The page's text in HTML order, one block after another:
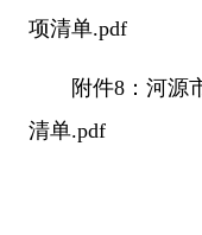
项清单.pdf
附件8：河源
清单.pdf